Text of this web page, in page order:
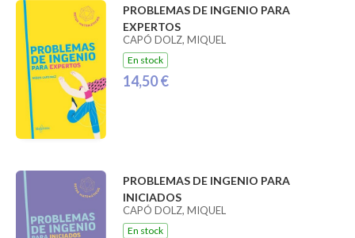
PROBLEMAS DE INGENIO PARA
EXPERTOS
CAPÓ DOLZ, MIQUEL
En stock
14,50 €
PROBLEMAS DE INGENIO PARA
INICIADOS
CAPÓ DOLZ, MIQUEL
En stock